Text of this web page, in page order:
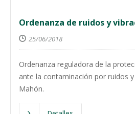
Ordenanza de ruidos y
25/06/2018
Ordenanza reguladora de la
ante la contaminación por ruidos
Mahón.